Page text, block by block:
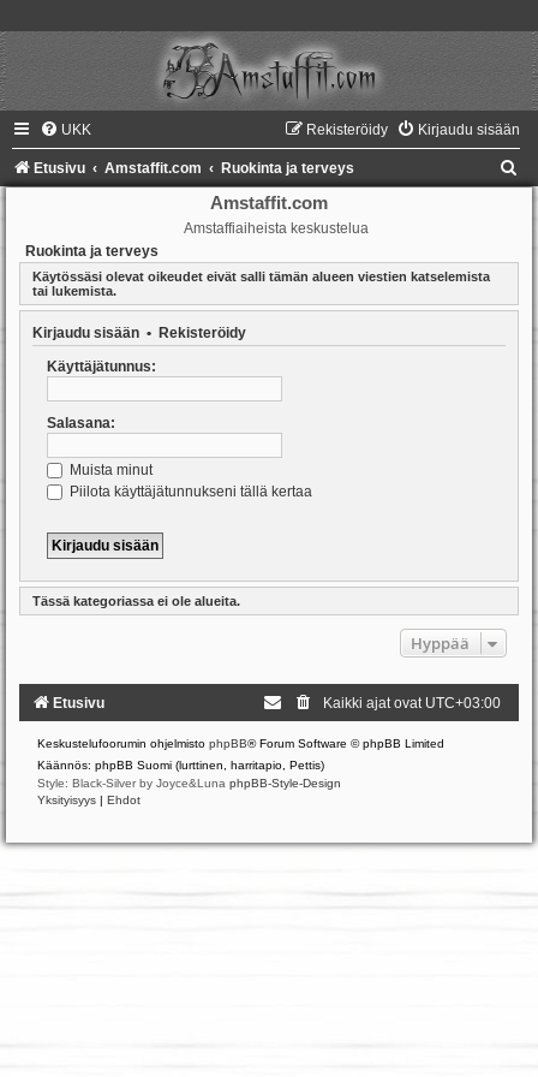
UKK Kirjaudu sisään
Rekisteröidy
Etusivu Amstaffit.com Ruokinta ja terveys
Amstaffit.com
Amstaffiaiheista keskustelua
Ruokinta ja terveys
Käytössäsi olevat oikeudet eivät salli tämän alueen viestien katselemista
tai lukemista.
Kirjaudu sisään • Rekisteröidy
Käyttäjätunnus:
Salasana:
Muista minut
Piilota käyttäjätunnukseni tällä kertaa
Tässä kategoriassa ei ole alueita.
Hyppää
Etusivu Kaikki ajat ovat UTC+03:00
Keskustelufoorumin ohjelmisto phpBB® Forum Software © phpBB Limited
Käännös: phpBB Suomi (lurttinen, harritapio, Pettis)
Style: Black-Silver by Joyce&Luna phpBB-Style-Design
Yksityisyys | Ehdot